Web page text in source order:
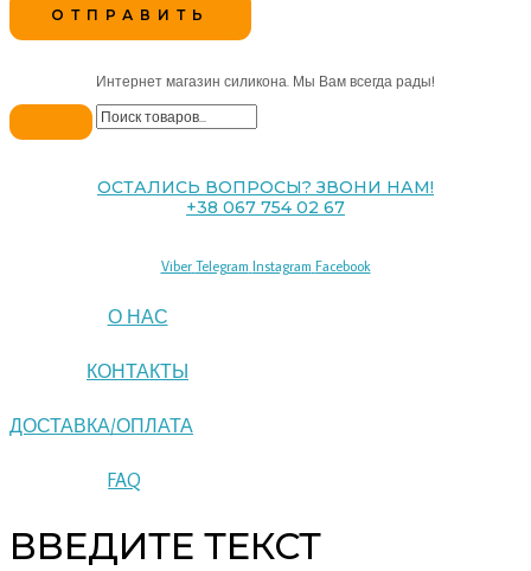
Интернет магазин силикона. Мы Вам всегда рады!
ОСТАЛИСЬ ВОПРОСЫ? ЗВОНИ НАМ!
+38 067 754 02 67
Viber Telegram Instagram Facebook
О НАС
КОНТАКТЫ
ДОСТАВКА/ОПЛАТА
FAQ
ВВЕДИТЕ ТЕКСТ